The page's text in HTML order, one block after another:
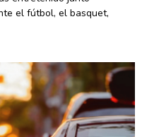
el fútbol, el basquet,